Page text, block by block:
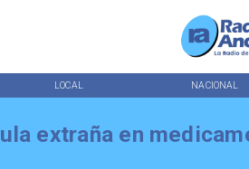
LOCAL NACIONAL
extraña en